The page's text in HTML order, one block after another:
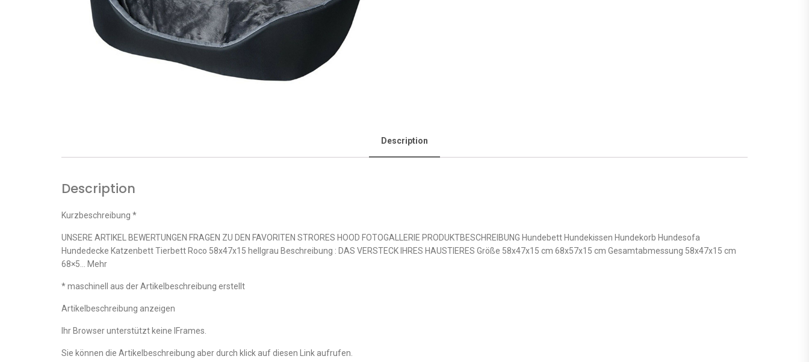
Description
Description
Kurzbeschreibung *
UNSERE ARTIKEL BEWERTUNGEN FRAGEN ZU DEN FAVORITEN STRORES HOOD FOTOGALLERIE PRODUKTBESCHREIBUNG Hundebett Hundekissen Hundekorb Hundesofa
Hundedecke Katzenbett Tierbett Roco 58x47x15 hellgrau Beschreibung : DAS VERSTECK IHRES HAUSTIERES Größe 58x47x15 cm 68x57x15 cm Gesamtabmessung 58x47x15 cm
68×5… Mehr
* maschinell aus der Artikelbeschreibung erstellt
Artikelbeschreibung anzeigen
Ihr Browser unterstützt keine IFrames.
Sie können die Artikelbeschreibung aber durch klick auf diesen Link aufrufen.